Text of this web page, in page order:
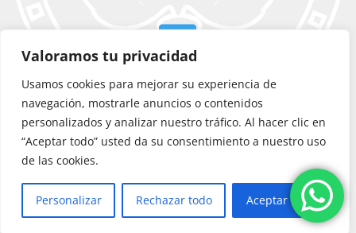
Valoramos tu privacidad
Usamos cookies para mejorar su experiencia de
navegación, mostrarle anuncios o contenidos
personalizados y analizar nuestro tráfico. Al hacer clic en
“Aceptar todo” usted da su consentimiento a nuestro uso
de las cookies.
Personalizar Rechazar todo Aceptar todo

chevere56services@yahoo.com
©Chevere 56 Services|Diseño web por Artic Agency